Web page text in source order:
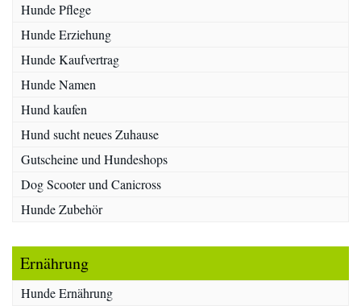
Hunde Pflege
Hunde Erziehung
Hunde Kaufvertrag
Hunde Namen
Hund kaufen
Hund sucht neues Zuhause
Gutscheine und Hundeshops
Dog Scooter und Canicross
Hunde Zubehör
Ernährung
Hunde Ernährung